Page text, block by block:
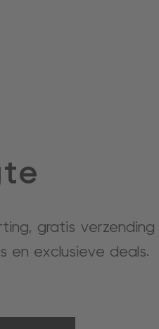
gratis verzending
en exclusieve deals.